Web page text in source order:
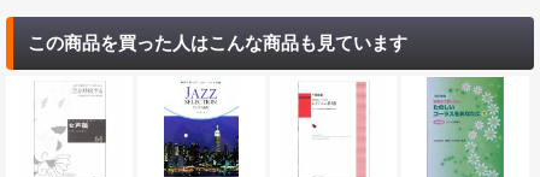
この商品を買った人はこんな商品も見ています